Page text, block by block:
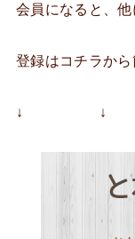
会員になると、他
登録はコチラから
↓ ↓